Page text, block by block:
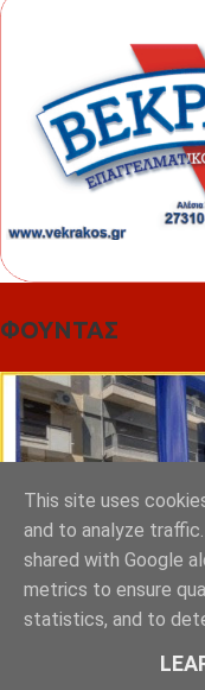
ΦΟΥΝΤΑΣ
This site uses
and to analyze
shared with Google
metrics to ensure
statistics, and to